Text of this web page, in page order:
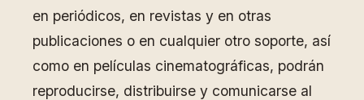
en periódicos, en revistas y en otras
publicaciones o en cualquier otro soporte, así
como en películas cinematográficas, podrán
reproducirse, distribuirse y comunicarse al